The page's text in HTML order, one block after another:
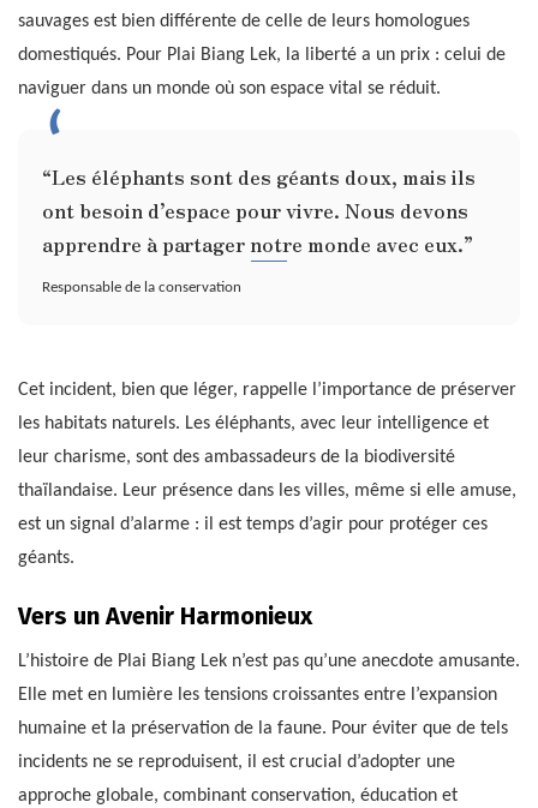
sauvages est bien différente de celle de leurs homologues
domestiqués. Pour Plai Biang Lek, la liberté a un prix : celui de
naviguer dans un monde où son espace vital se réduit.
“Les éléphants sont des géants doux, mais ils
ont besoin d’espace pour vivre. Nous devons
apprendre à partager notre monde avec eux.”
Responsable de la conservation
Cet incident, bien que léger, rappelle l’importance de préserver
les habitats naturels. Les éléphants, avec leur intelligence et
leur charisme, sont des ambassadeurs de la biodiversité
thaïlandaise. Leur présence dans les villes, même si elle amuse,
est un signal d’alarme : il est temps d’agir pour protéger ces
géants.
Vers un Avenir Harmonieux
L’histoire de Plai Biang Lek n’est pas qu’une anecdote amusante.
Elle met en lumière les tensions croissantes entre l’expansion
humaine et la préservation de la faune. Pour éviter que de tels
incidents ne se reproduisent, il est crucial d’adopter une
approche globale, combinant conservation, éducation et